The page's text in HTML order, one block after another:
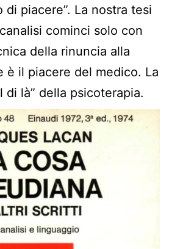
piacere”. La nostra tesi
cominci solo con
della rinuncia alla
è il piacere del medico. La
di là” della psicoterapia.